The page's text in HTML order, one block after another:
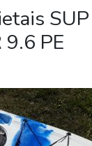
PE
€479.00.